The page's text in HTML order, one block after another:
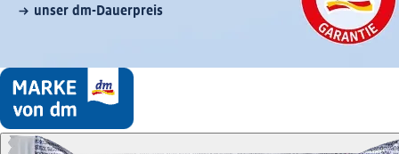
unser dm-Dauerpreis